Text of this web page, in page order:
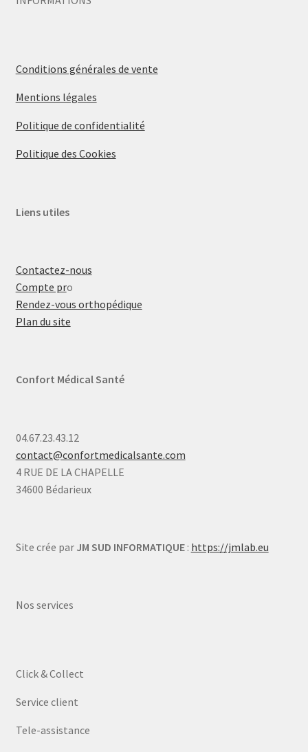
Conditions générales de vente
Mentions légales
Politique de confidentialité
Politique des Cookies
Liens utiles
Contactez-nous
Compte pro
Rendez-vous orthopédique
Plan du site
Confort Médical Santé
04.67.23.43.12
contact@confortmedicalsante.com
4 RUE DE LA CHAPELLE
34600 Bédarieux
Site crée par JM SUD INFORMATIQUE: https://jmlab.eu
Nos services
Click & Collect
Service client
Tele-assistance